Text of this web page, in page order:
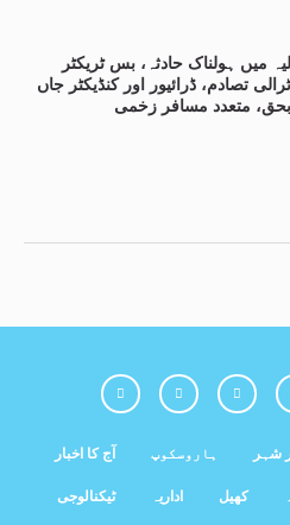
لیہ میں ہولناک حادثہ، بس ٹریکٹر
ٹرالی تصادم، ڈرائیور اور کنڈیکٹر جاں
بحق، متعدد مسافر زخمی
آج کا اخبار ہاروسکوپ شہر
ٹیکنالوجی اداریہ کھیل